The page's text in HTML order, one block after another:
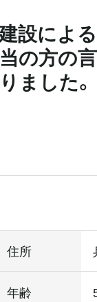
設によ
の方の
ました。
住所
年齢